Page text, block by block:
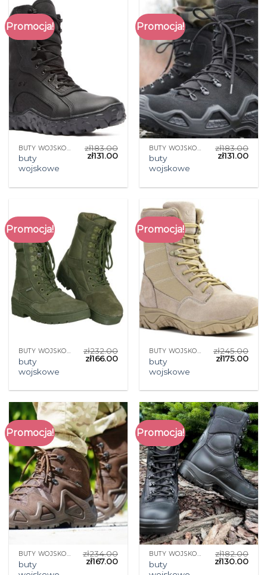
Promocja!
BUTY WOJSKOWE
buty
wojskowe
zł183.00
zł131.00
Promocja!
BUTY WOJSKOWE
buty
wojskowe
zł183.00
zł131.00
Promocja!
BUTY WOJSKOWE
buty
wojskowe
zł232.00
zł166.00
Promocja!
BUTY WOJSKOWE
buty
wojskowe
zł245.00
zł175.00
Promocja!
BUTY WOJSKOWE
buty
zł234.00
zł167.00
Promocja!
BUTY WOJSKOWE
buty
zł182.00
zł130.00